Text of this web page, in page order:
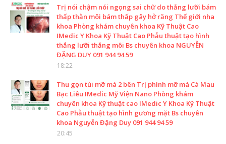
Trị nói chậm nói ngọng sai chữ do thắng lưỡi bám
thấp thằn môi bám thấp gây hở răng Thế giới nha
khoa Phòng khám chuyên khoa Kỹ Thuật Cao
IMedic Y Khoa Kỹ Thuật Cao Phẫu thuật tạo hình
thắng lưỡi thắng môi Bs chuyên khoa NGUYỄN
ĐẶNG DUY 091 944 94 59
18:22
Thu gọn túi mỡ má 2 bên Trị phình mỡ má Cà Mau
Bạc Liêu IMedic Mỹ Viện Nano Phòng khám
chuyên khoa Kỹ thuật cao IMedic Y Khoa Kỹ Thuật
Cao Phẫu thuật tạo hình gương mặt Bs chuyên
khoa Nguyễn Đặng Duy 091 944 94 59
20:45